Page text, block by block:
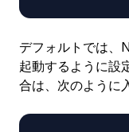
デフォルトでは、
起動するように設
合は、次のように